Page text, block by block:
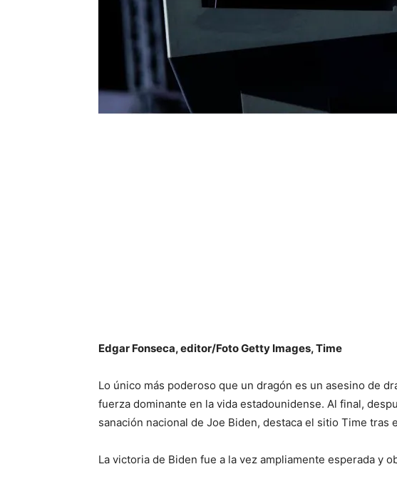
Edgar Fonseca, editor/Foto Getty Images, Time
Lo único más poderoso que un dragón es un asesino de
fuerza dominante en la vida estadounidense. Al final,
sanación nacional de Joe Biden, destaca el sitio Time
La victoria de Biden fue a la vez ampliamente esperada y